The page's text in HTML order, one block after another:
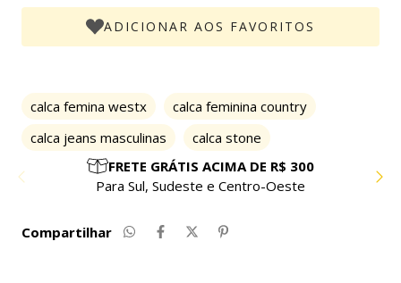
ADICIONAR AOS FAVORITOS
calca femina westx
calca feminina country
calca jeans masculinas
calca stone
PARCELE EM ATÉ 10X SEM JUROS
Compre com facilidade e segurança
Compartilhar